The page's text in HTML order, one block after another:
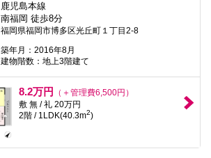
鹿児島本線
南福岡 徒歩8分
福岡県福岡市博多区光丘町１丁目2-8
築年月：2016年8月
建物階数：地上3階建て
8.2万円
（＋管理費6,500円）
敷 無 / 礼 20万円
2階 / 1LDK(40.3m2)